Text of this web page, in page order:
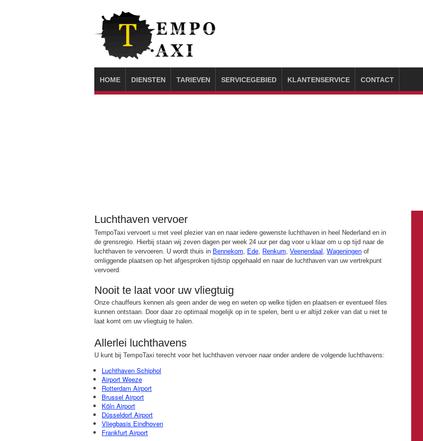
HOME DIENSTEN TARIEVEN SERVICEGEBIED KLANTENSERVICE CONTACT
Luchthaven vervoer
TempoTaxi vervoert u met veel plezier van en naar iedere gewenste luchthaven in heel Nederland en in
de grensregio. Hierbij staan wij zeven dagen per week 24 uur per dag voor u klaar om u op tijd naar de
luchthaven te vervoeren. U wordt thuis in Bennekom, Ede, Renkum, Veenendaal , Wageningen of
omliggende plaatsen op het afgesproken tijdstip opgehaald en naar de luchthaven van uw vertrekpunt
vervoerd.
Nooit te laat voor uw vliegtuig
Onze chauffeurs kennen als geen ander de weg en weten op welke tijden en plaatsen er eventueel files
kunnen ontstaan. Door daar zo optimaal mogelijk op in te spelen, bent u er altijd zeker van dat u niet te
laat komt om uw vliegtuig te halen.
Allerlei luchthavens
U kunt bij TempoTaxi terecht voor het luchthaven vervoer naar onder andere de volgende luchthavens:
Luchthaven Schiphol
Airport Weeze
Rotterdam Airport
Brussel Airport
Köln Airport
Düsseldorf Airport
Vliegbasis Eindhoven
Frankfurt Airport